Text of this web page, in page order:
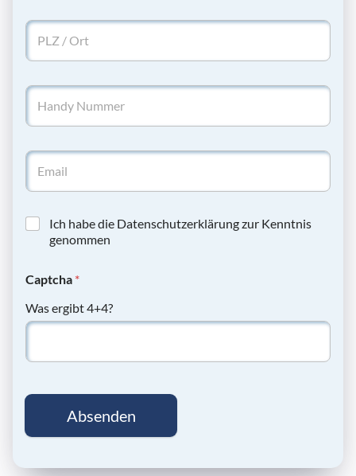
Ich habe die Datenschutzerklärung zur Kenntnis
genommen
Captcha *
Was ergibt 4+4?
Absenden